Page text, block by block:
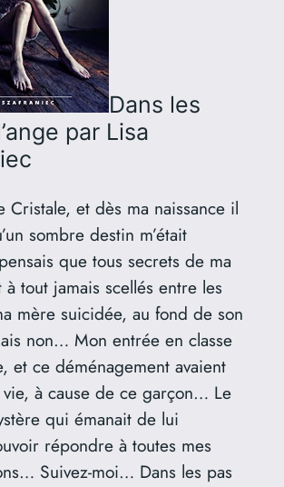
Dans les
par Lisa
Cristale, et dès ma naissance il
sombre destin m’était
que tous secrets de ma
tout jamais scellés entre les
mère suicidée, au fond de son
non… Mon entrée en classe
et ce déménagement avaient
à cause de ce garçon… Le
qui émanait de lui
répondre à toutes mes
Suivez-moi… Dans les pas